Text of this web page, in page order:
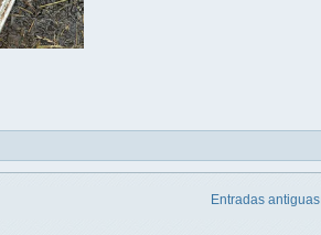
Entradas antiguas